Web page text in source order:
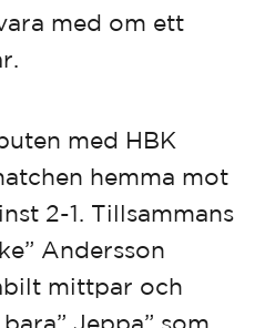
med om ett
med HBK
hemma mot
2-1. Tillsammans
Andersson
mittpar och
Jeppa” som